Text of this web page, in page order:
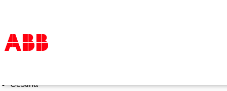
Products & Solutions
Čeština